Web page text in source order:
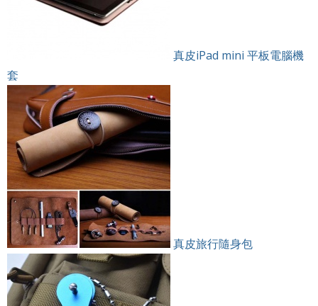
真皮iPad mini 平板電腦機
套
真皮旅行隨身包